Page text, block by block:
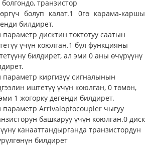
болгондо, транзистор
болуп калат.1 0гө карама-каршы
билдирет.
параметр дисктин токтотуу саатын
үчүн коюлган.1 бул функцияны
билдирет, ал эми 0 аны өчүрүүнү
параметр киргизүү сигналынын
иштетүү үчүн коюлган, 0 төмөн,
1 жогорку дегенди билдирет.
параметр Arrivaloptocoupler чыгуу
башкаруу үчүн коюлган.0 диск
канааттандырганда транзистордун
билдирет